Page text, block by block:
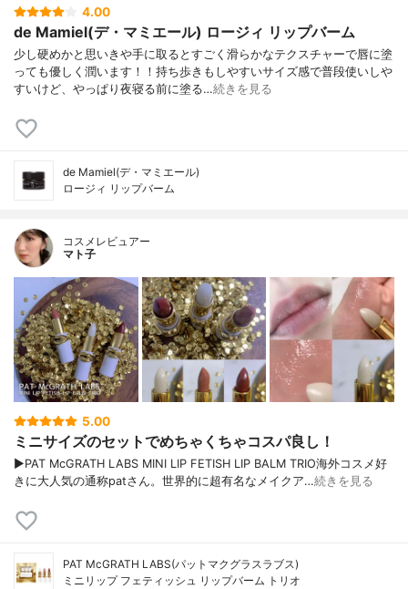
4.00
de Mamiel(デ・マミエール) ロージィ リップバーム
少し硬めかと思いきや手に取るとすごく滑らかなテクスチャーで唇に塗
っても優しく潤います！！持ち歩きもしやすいサイズ感で普段使いしや
すいけど、やっぱり夜寝る前に塗る…続きを見る
de Mamiel(デ・マミエール)
ロージィ リップバーム
コスメレビュアー
マト子
5.00
ミニサイズのセットでめちゃくちゃコスパ良し！
▶︎PAT McGRATH LABS MINI LIP FETISH LIP BALM TRIO海外コスメ好
きに大人気の通称patさん。世界的に超有名なメイクア…続きを見る
PAT McGRATH LABS(パットマクグラスラブス)
ミニリップ フェティッシュ リップバーム トリオ